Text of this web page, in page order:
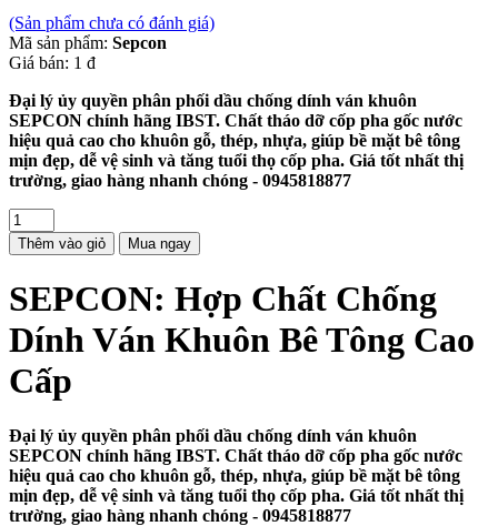
(Sản phẩm chưa có đánh giá)
Mã sản phẩm: Sepcon
Giá bán: 1 đ
Đại lý ủy quyền phân phối dầu chống dính ván khuôn
SEPCON chính hãng IBST. Chất tháo dỡ cốp pha gốc nước
hiệu quả cao cho khuôn gỗ, thép, nhựa, giúp bề mặt bê tông
mịn đẹp, dễ vệ sinh và tăng tuổi thọ cốp pha. Giá tốt nhất thị
trường, giao hàng nhanh chóng - 0945818877
Thêm vào giỏ Mua ngay
SEPCON: Hợp Chất Chống
Dính Ván Khuôn Bê Tông Cao
Cấp
Đại lý ủy quyền phân phối dầu chống dính ván khuôn
SEPCON chính hãng IBST. Chất tháo dỡ cốp pha gốc nước
hiệu quả cao cho khuôn gỗ, thép, nhựa, giúp bề mặt bê tông
mịn đẹp, dễ vệ sinh và tăng tuổi thọ cốp pha. Giá tốt nhất thị
trường, giao hàng nhanh chóng - 0945818877